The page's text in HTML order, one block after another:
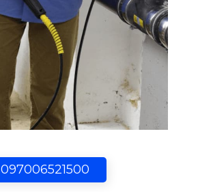
097006521500